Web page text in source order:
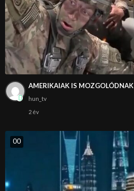
AMERIKAIAK IS MOZGOLÓDNAK
hun_tv
2 év
00